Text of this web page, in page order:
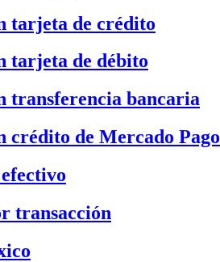
tarjeta de crédito
tarjeta de débito
transferencia bancaria
crédito de Mercado Pago
transacción